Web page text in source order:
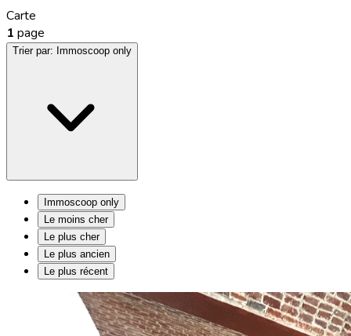
Carte
1 page
Trier par: Immoscoop only
Immoscoop only
Le moins cher
Le plus cher
Le plus ancien
Le plus récent